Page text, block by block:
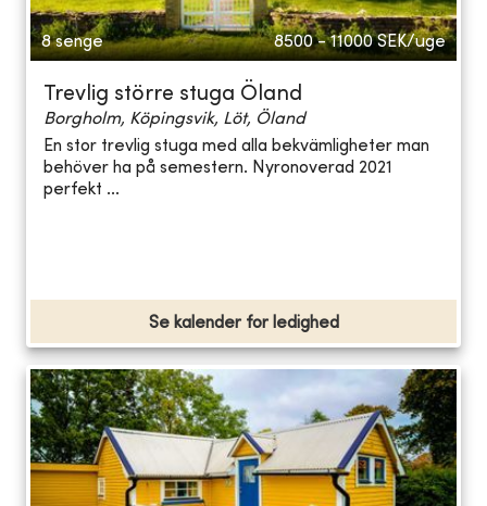
8 senge 8500 - 11000 SEK/uge
Trevlig större stuga Öland
Borgholm, Köpingsvik, Löt, Öland
En stor trevlig stuga med alla bekvämligheter man
behöver ha på semestern. Nyronoverad 2021
perfekt ...
Se kalender for ledighed